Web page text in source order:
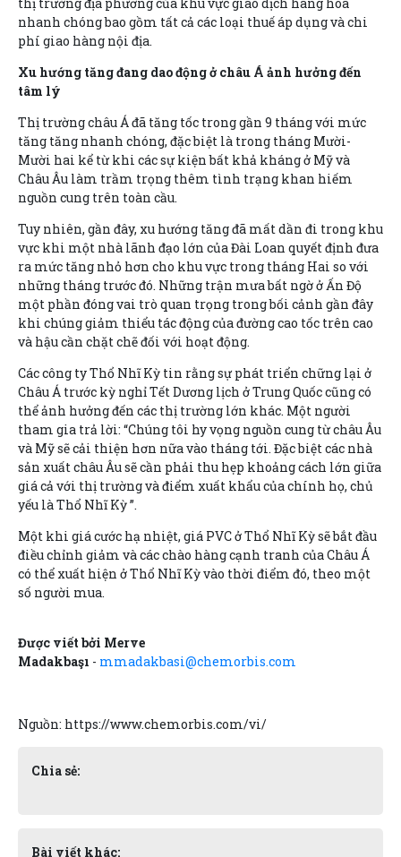
nhanh chóng bao gồm tất cả các loại thuế áp dụng và chi
phí giao hàng nội địa.
Xu hướng tăng đang dao động ở châu Á ảnh hưởng đến
tâm lý
Thị trường châu Á đã tăng tốc trong gần 9 tháng với mức
tăng tăng nhanh chóng, đặc biệt là trong tháng Mười-
Mười hai kể từ khi các sự kiện bất khả kháng ở Mỹ và
Châu Âu làm trầm trọng thêm tình trạng khan hiếm
nguồn cung trên toàn cầu.
Tuy nhiên, gần đây, xu hướng tăng đã mất dần đi trong khu
vực khi một nhà lãnh đạo lớn của Đài Loan quyết định đưa
ra mức tăng nhỏ hơn cho khu vực trong tháng Hai so với
những tháng trước đó. Những trận mưa bất ngờ ở Ấn Độ
một phần đóng vai trò quan trọng trong bối cảnh gần đây
khi chúng giảm thiểu tác động của đường cao tốc trên cao
và hậu cần chặt chẽ đối với hoạt động.
Các công ty Thổ Nhĩ Kỳ tin rằng sự phát triển chững lại ở
Châu Á trước kỳ nghỉ Tết Dương lịch ở Trung Quốc cũng có
thể ảnh hưởng đến các thị trường lớn khác. Một người
tham gia trả lời: “Chúng tôi hy vọng nguồn cung từ châu Âu
và Mỹ sẽ cải thiện hơn nữa vào tháng tới. Đặc biệt các nhà
sản xuất châu Âu sẽ cần phải thu hẹp khoảng cách lớn giữa
giá cả với thị trường và điểm xuất khẩu của chính họ, chủ
yếu là Thổ Nhĩ Kỳ ”.
Một khi giá cước hạ nhiệt, giá PVC ở Thổ Nhĩ Kỳ sẽ bắt đầu
điều chỉnh giảm và các chào hàng cạnh tranh của Châu Á
có thể xuất hiện ở Thổ Nhĩ Kỳ vào thời điểm đó, theo một
số người mua.
Được viết bởi Merve
Madakbaşı - mmadakbasi@chemorbis.com
Nguồn: https://www.chemorbis.com/vi/
Chia sẻ:
Bài viết khác: